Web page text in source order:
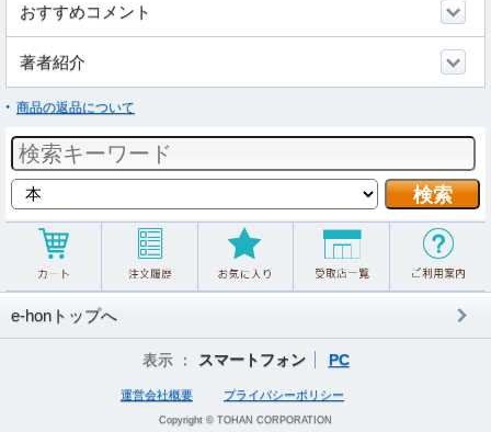
おすすめコメント
著者紹介
商品の返品について
e-honトップへ
表示 ： スマートフォン PC
運営会社概要 プライバシーポリシー
Copyright © TOHAN CORPORATION